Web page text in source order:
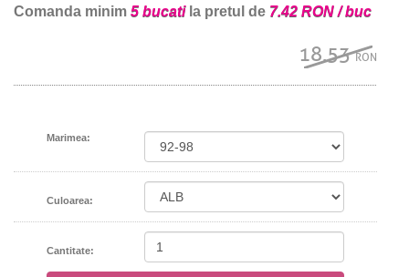
Comanda minim 5 bucatila pretul de 7.42 RON / buc
18.53RON
Marimea:
Culoarea:
Cantitate: